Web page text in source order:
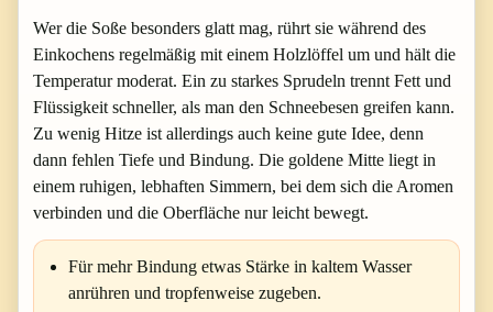
Wer die Soße besonders glatt mag, rührt sie während des
Einkochens regelmäßig mit einem Holzlöffel um und hält die
Temperatur moderat. Ein zu starkes Sprudeln trennt Fett und
Flüssigkeit schneller, als man den Schneebesen greifen kann.
Zu wenig Hitze ist allerdings auch keine gute Idee, denn
dann fehlen Tiefe und Bindung. Die goldene Mitte liegt in
einem ruhigen, lebhaften Simmern, bei dem sich die Aromen
verbinden und die Oberfläche nur leicht bewegt.
Für mehr Bindung etwas Stärke in kaltem Wasser
anrühren und tropfenweise zugeben.